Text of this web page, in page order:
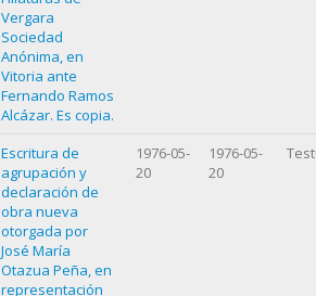
Vergara
Sociedad
Anónima, en
Vitoria ante
Fernando Ramos
Alcázar. Es copia.
Escritura de
agrupación y
declaración de
obra nueva
otorgada por
José María
Otazua Peña, en
representación
1976-05-
20
1976-05-
20